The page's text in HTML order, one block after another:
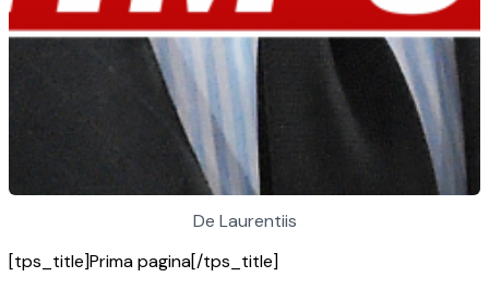
De Laurentiis
[tps_title]Prima pagina[/tps_title]